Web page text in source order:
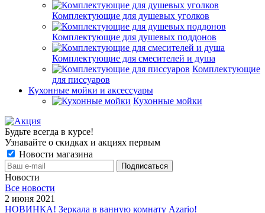
Комплектующие для душевых уголков
Комплектующие для душевых поддонов
Комплектующие для смесителей и душа
Комплектующие
для писсуаров
Кухонные мойки и аксессуары
Кухонные мойки
Будьте всегда в курсе!
Узнавайте о скидках и акциях первым
Новости магазина
Новости
Все новости
2 июня 2021
НОВИНКА! Зеркала в ванную комнату Azario!